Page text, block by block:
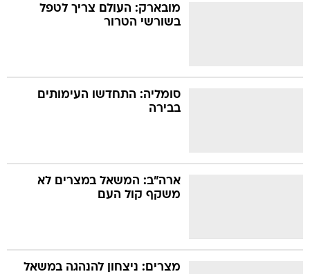
מובארק: העולם צריך לטפל
בשורשי הטרור
סומליה: התחדשו העימותים
בבירה
ארה"ב: המשאל במצרים לא
משקף קול העם
מצרים: ניצחון להנהגה במשאל